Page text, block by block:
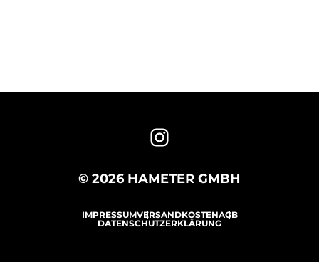
© 2026 HAMETER GMBH
IMPRESSUMVERSANDKOSTENAGB
DATENSCHUTZERKLÄRUNG